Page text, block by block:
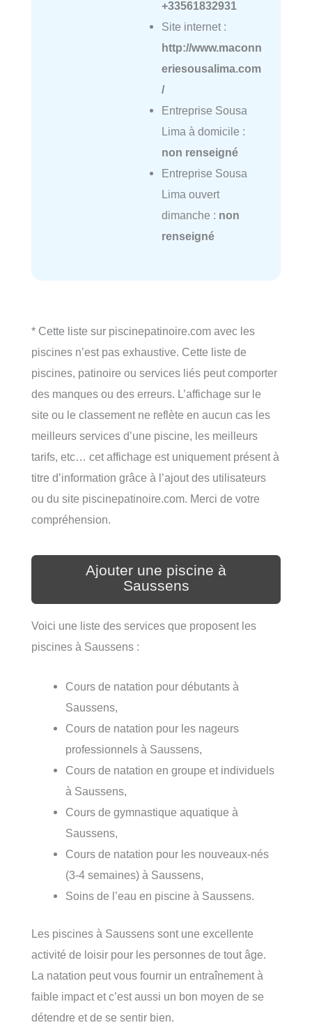
+33561832931
Site internet :
http://www.maconn
eriesousalima.com
/
Entreprise Sousa
Lima à domicile :
non renseigné
Entreprise Sousa
Lima ouvert
dimanche : non
renseigné
* Cette liste sur piscinepatinoire.com avec les
piscines n’est pas exhaustive. Cette liste de
piscines, patinoire ou services liés peut comporter
des manques ou des erreurs. L’affichage sur le
site ou le classement ne reflète en aucun cas les
meilleurs services d’une piscine, les meilleurs
tarifs, etc… cet affichage est uniquement présent à
titre d’information grâce à l’ajout des utilisateurs
ou du site piscinepatinoire.com. Merci de votre
compréhension.
Ajouter une piscine à
Saussens
Voici une liste des services que proposent les
piscines à Saussens :
Cours de natation pour débutants à
Saussens,
Cours de natation pour les nageurs
professionnels à Saussens,
Cours de natation en groupe et individuels
à Saussens,
Cours de gymnastique aquatique à
Saussens,
Cours de natation pour les nouveaux-nés
(3-4 semaines) à Saussens,
Soins de l’eau en piscine à Saussens.
Les piscines à Saussens sont une excellente
activité de loisir pour les personnes de tout âge.
La natation peut vous fournir un entraînement à
faible impact et c’est aussi un bon moyen de se
détendre et de se sentir bien.